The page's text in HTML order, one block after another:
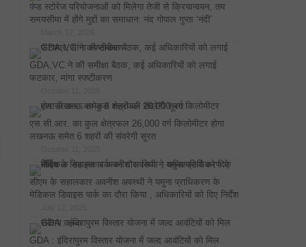
पंप्ड स्टोरेज परियोजनाओं को मिलेगा तेजी से क्रियान्वयन, तय
समयसीमा में होंगे मुद्दों का समाधान: नंद गोपाल गुप्ता ‘नंदी’
GDA,VC ने की समीक्षा बैठक, कई अधिकारियों को लगाई
फटकार, मांगा स्पष्टीकरण
एस.सी.आर. का कुल क्षेत्रफल 26,000 वर्ग किलोमीटर होगा
लखनऊ समेत 6 शहरों की संवरेगी सूरत
सीएम के सहालकार अवनीश अवस्थी ने यमुना प्राधिकरण के
मेडिकल डिवाइस पार्क का दौरा किया , अधिकारियों को दिए निर्देश
GDA : इंदिरापुरम विस्तार योजना में जल्द आवंटियों को मिल